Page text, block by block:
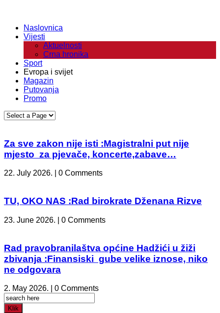
Naslovnica
Vijesti
Aktuelnosti
Crna hronika
Sport
Evropa i svijet
Magazin
Putovanja
Promo
Za sve zakon nije isti :Magistralni put nije
mjesto za pjevače, koncerte,zabave…
22. July 2026. | 0 Comments
TU, OKO NAS :Rad birokrate Dženana Rizve
23. June 2026. | 0 Comments
Rad pravobranilaštva općine Hadžići u žiži
zbivanja :Finansiski gube velike iznose, niko
ne odgovara
2. May 2026. | 0 Comments
Klik